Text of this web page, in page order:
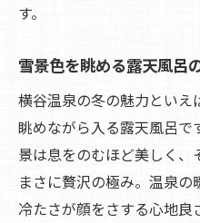
す。
雪景色を眺める露天風呂
横谷温泉の冬の魅力といえ
眺めながら入る露天風呂で
景は息をのむほど美しく
まさに贅沢の極み。温泉
冷たさが顔をさする心地